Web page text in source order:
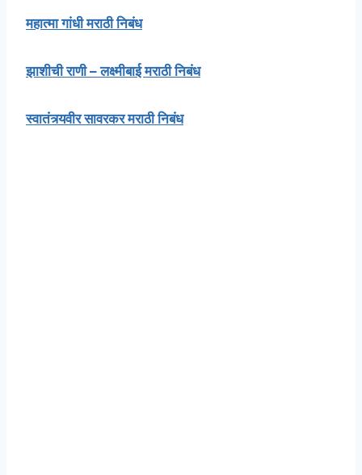
महात्मा गांधी मराठी निबंध
झाशीची राणी – लक्ष्मीबाई मराठी निबंध
स्वातंत्र्यवीर सावरकर मराठी निबंध